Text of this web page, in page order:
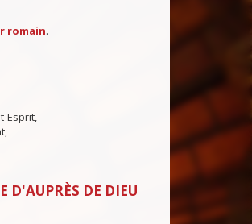
romain.
Esprit,
D'AUPRÈS DE DIEU